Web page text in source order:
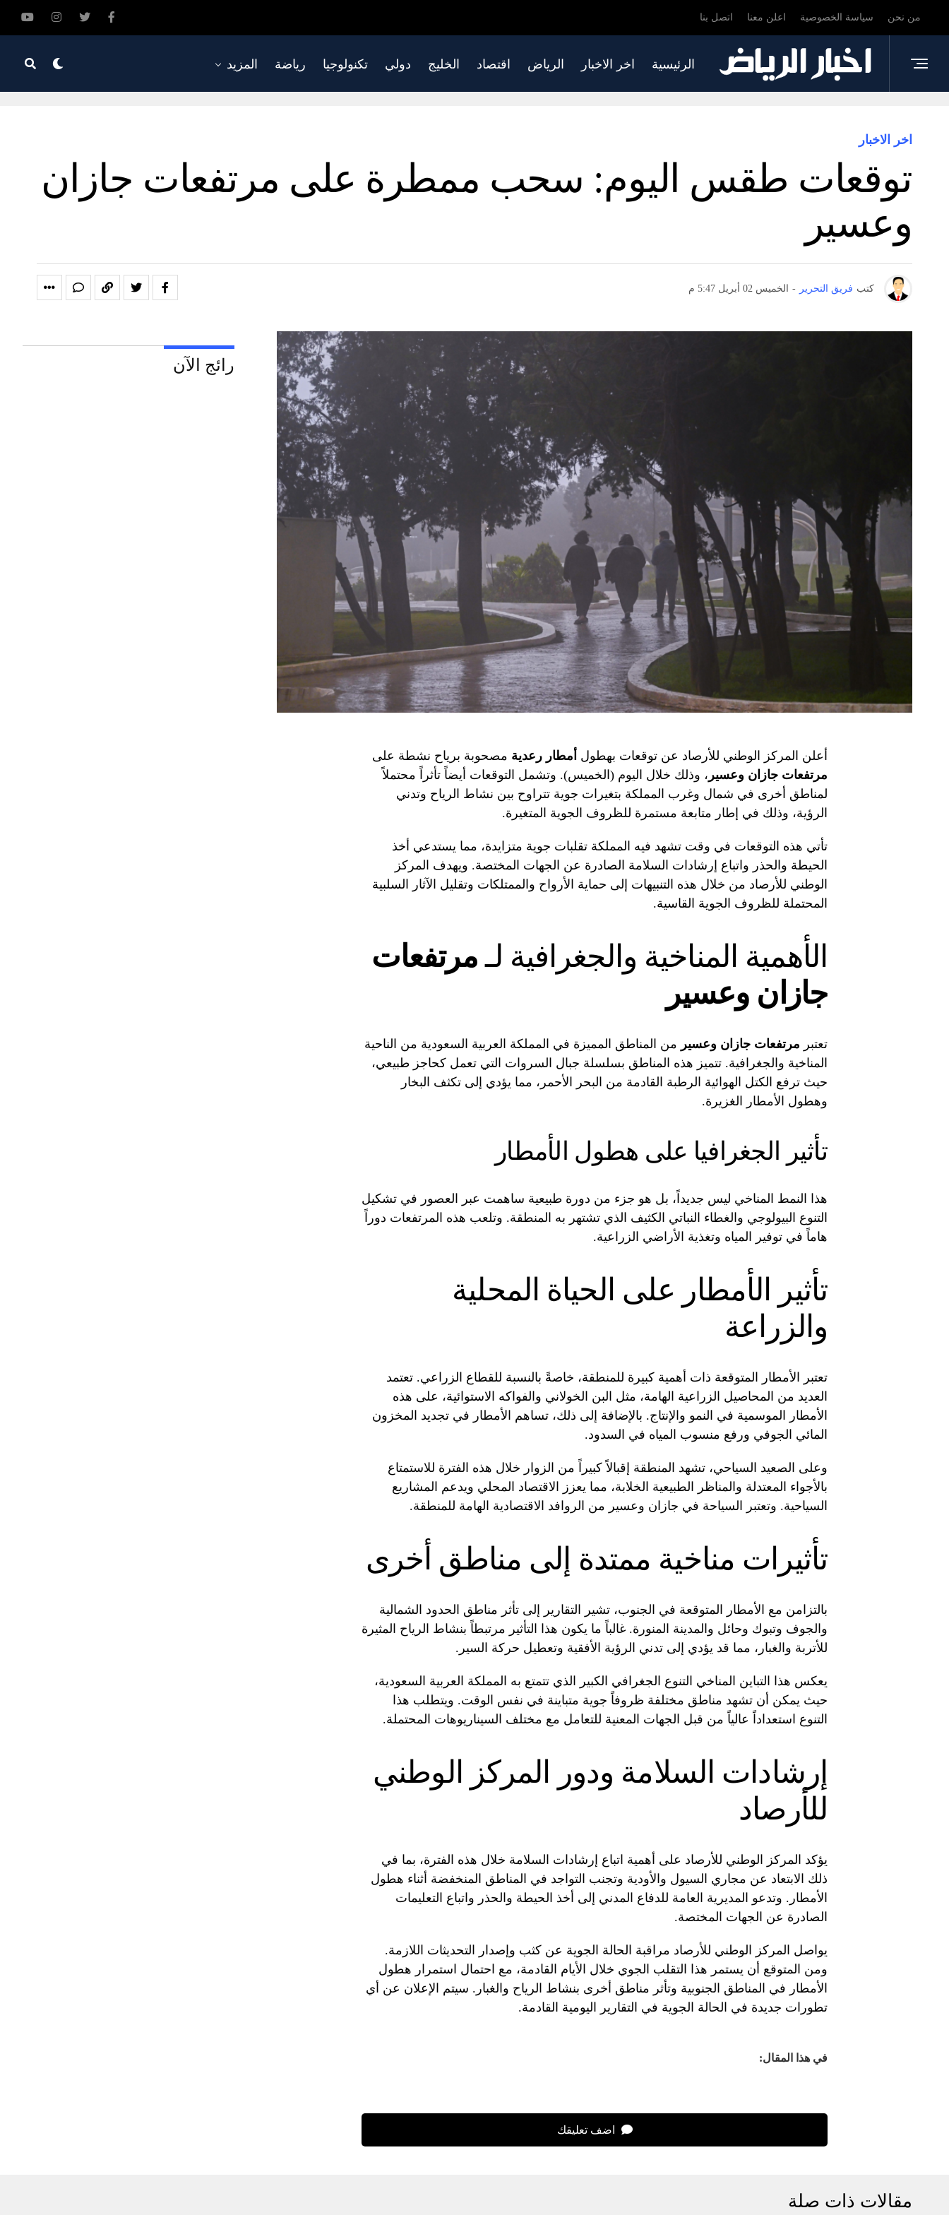
من نحن سياسة الخصوصية اعلن معنا اتصل بنا
الرئيسية اخر الاخبار الرياض اقتصاد الخليج دولي تكنولوجيا رياضة المزيد
اخر الاخبار
توقعات طقس اليوم: سحب ممطرة على مرتفعات جازان
وعسير
كتب فريق التحرير - الخميس 02 أبريل 5:47 م
أعلن المركز الوطني للأرصاد عن توقعات بهطول أمطار رعدية مصحوبة برياح نشطة على
مرتفعات جازان وعسير ، وذلك خلال اليوم (الخميس). وتشمل التوقعات أيضاً تأثراً محتملاً
لمناطق أخرى في شمال وغرب المملكة بتغيرات جوية تتراوح بين نشاط الرياح وتدني
الرؤية، وذلك في إطار متابعة مستمرة للظروف الجوية المتغيرة.
تأتي هذه التوقعات في وقت تشهد فيه المملكة تقلبات جوية متزايدة، مما يستدعي أخذ
الحيطة والحذر واتباع إرشادات السلامة الصادرة عن الجهات المختصة. ويهدف المركز
الوطني للأرصاد من خلال هذه التنبيهات إلى حماية الأرواح والممتلكات وتقليل الآثار السلبية
المحتملة للظروف الجوية القاسية.
الأهمية المناخية والجغرافية لـ مرتفعات
جازان وعسير
تعتبر مرتفعات جازان وعسير من المناطق المميزة في المملكة العربية السعودية من الناحية
المناخية والجغرافية. تتميز هذه المناطق بسلسلة جبال السروات التي تعمل كحاجز طبيعي،
حيث ترفع الكتل الهوائية الرطبة القادمة من البحر الأحمر، مما يؤدي إلى تكثف البخار
وهطول الأمطار الغزيرة.
تأثير الجغرافيا على هطول الأمطار
هذا النمط المناخي ليس جديداً، بل هو جزء من دورة طبيعية ساهمت عبر العصور في تشكيل
التنوع البيولوجي والغطاء النباتي الكثيف الذي تشتهر به المنطقة. وتلعب هذه المرتفعات دوراً
هاماً في توفير المياه وتغذية الأراضي الزراعية.
تأثير الأمطار على الحياة المحلية
والزراعة
تعتبر الأمطار المتوقعة ذات أهمية كبيرة للمنطقة، خاصةً بالنسبة للقطاع الزراعي. تعتمد
العديد من المحاصيل الزراعية الهامة، مثل البن الخولاني والفواكه الاستوائية، على هذه
الأمطار الموسمية في النمو والإنتاج. بالإضافة إلى ذلك، تساهم الأمطار في تجديد المخزون
المائي الجوفي ورفع منسوب المياه في السدود.
وعلى الصعيد السياحي، تشهد المنطقة إقبالاً كبيراً من الزوار خلال هذه الفترة للاستمتاع
بالأجواء المعتدلة والمناظر الطبيعية الخلابة، مما يعزز الاقتصاد المحلي ويدعم المشاريع
السياحية. وتعتبر السياحة في جازان وعسير من الروافد الاقتصادية الهامة للمنطقة.
تأثيرات مناخية ممتدة إلى مناطق أخرى
بالتزامن مع الأمطار المتوقعة في الجنوب، تشير التقارير إلى تأثر مناطق الحدود الشمالية
والجوف وتبوك وحائل والمدينة المنورة. غالباً ما يكون هذا التأثير مرتبطاً بنشاط الرياح المثيرة
للأتربة والغبار، مما قد يؤدي إلى تدني الرؤية الأفقية وتعطيل حركة السير.
يعكس هذا التباين المناخي التنوع الجغرافي الكبير الذي تتمتع به المملكة العربية السعودية،
حيث يمكن أن تشهد مناطق مختلفة ظروفاً جوية متباينة في نفس الوقت. ويتطلب هذا
التنوع استعداداً عالياً من قبل الجهات المعنية للتعامل مع مختلف السيناريوهات المحتملة.
إرشادات السلامة ودور المركز الوطني
للأرصاد
يؤكد المركز الوطني للأرصاد على أهمية اتباع إرشادات السلامة خلال هذه الفترة، بما في
ذلك الابتعاد عن مجاري السيول والأودية وتجنب التواجد في المناطق المنخفضة أثناء هطول
الأمطار. وتدعو المديرية العامة للدفاع المدني إلى أخذ الحيطة والحذر واتباع التعليمات
الصادرة عن الجهات المختصة.
يواصل المركز الوطني للأرصاد مراقبة الحالة الجوية عن كثب وإصدار التحديثات اللازمة.
ومن المتوقع أن يستمر هذا التقلب الجوي خلال الأيام القادمة، مع احتمال استمرار هطول
الأمطار في المناطق الجنوبية وتأثر مناطق أخرى بنشاط الرياح والغبار. سيتم الإعلان عن أي
تطورات جديدة في الحالة الجوية في التقارير اليومية القادمة.
في هذا المقال:
اضف تعليقك
رائج الآن
مقالات ذات صلة